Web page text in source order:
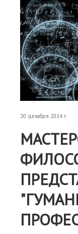
20 декабря 2014 г.